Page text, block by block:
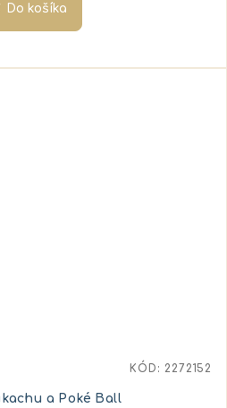
Do košíka
a Poké Ball
KÓD: 2272152